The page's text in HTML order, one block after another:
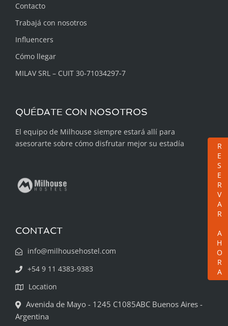
RESERVAR AHORA
Contacto
Trabajá con nosotros
Influencers
Cómo llegar
MILAV SRL – CUIT 30-71034297-7
QUÉDATE CON NOSOTROS
El equipo de Milhouse siempre estará allí para
asesorarte sobre cómo disfrutar mejor su estadía
CONTACT
info@milhousehostel.com
+54 9 11 4383-9383
Location
Avenida de Mayo - 1245 C1085ABC Buenos Aires -
Argentina